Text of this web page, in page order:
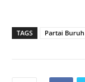
TAGS Partai Buruh